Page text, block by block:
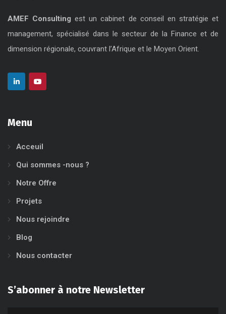
AMEF Consulting est un cabinet de conseil en stratégie et
management, spécialisé dans le secteur de la Finance et de
dimension régionale, couvrant l’Afrique et le Moyen Orient.
Menu
Acceuil
Qui sommes -nous ?
Notre Offre
Projets
Nous rejoindre
Blog
Nous contacter
S’abonner à notre Newsletter